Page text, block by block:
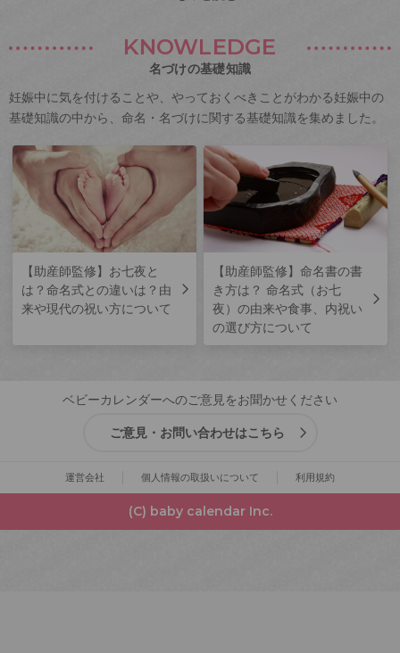
KNOWLEDGE
名づけの基礎知識
妊娠中に気を付けることや、やっておくべきことがわかる妊娠中の
基礎知識の中から、命名・名づけに関する基礎知識を集めました。
【助産師監修】お七夜と
は？命名式との違いは？由
来や現代の祝い方について
【助産師監修】命名書の書
き方は？ 命名式（お七
夜）の由来や食事、内祝い
の選び方について
ベビーカレンダーへのご意見をお聞かせください
ご意見・お問い合わせはこちら
運営会社 個人情報の取扱いについて 利用規約
(C) baby calendar Inc.